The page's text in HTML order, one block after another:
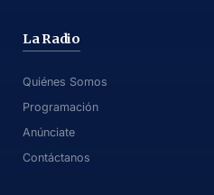
La Radio
Quiénes Somos
Programación
Anúnciate
Contáctanos